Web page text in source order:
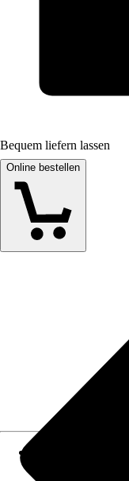
Bequem liefern lassen
Online bestellen